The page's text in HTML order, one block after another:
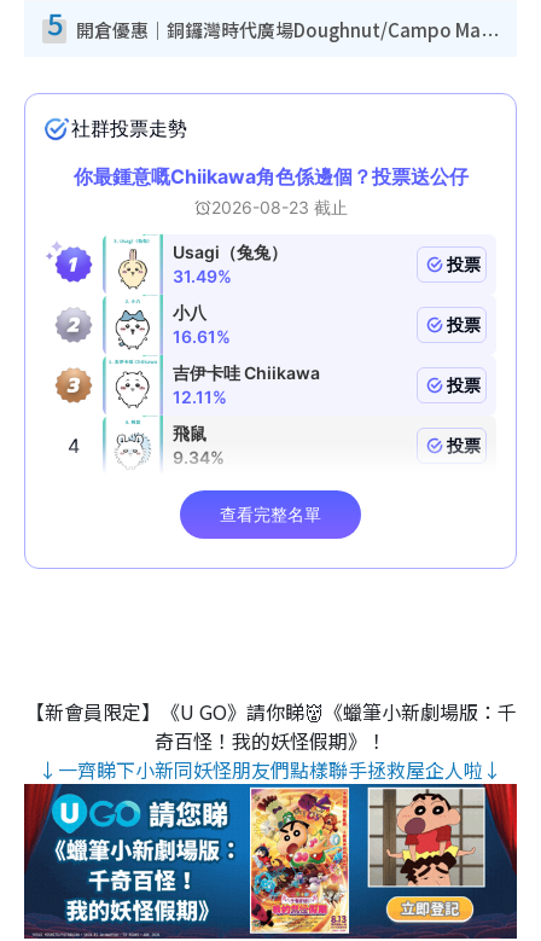
5 開倉優惠｜銅鑼灣時代廣場Doughnut/Campo Marzio開倉低至1折！背囊、書包、手袋劈價$200起
【新會員限定】《U GO》請你睇👹《蠟筆小新劇場版：千
奇百怪！我的妖怪假期》！
↓一齊睇下小新同妖怪朋友們點樣聯手拯救屋企人啦↓